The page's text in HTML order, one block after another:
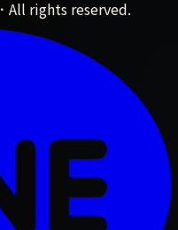
．All rights reserved.